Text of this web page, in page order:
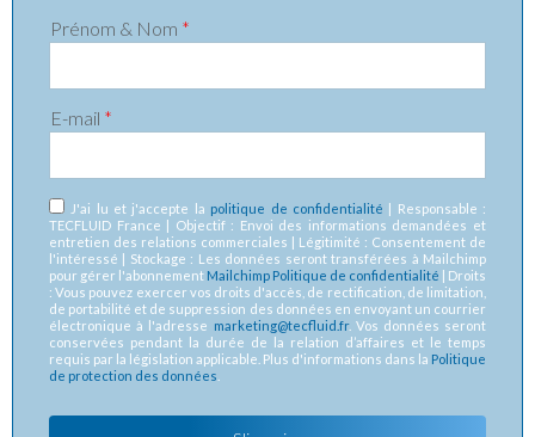
Prénom & Nom *
E-mail *
RGPD*
J'ai lu et j'accepte la politique de confidentialité | Responsable :
TECFLUID France | Objectif : Envoi des informations demandées et
entretien des relations commerciales | Légitimité : Consentement de
l'intéressé | Stockage : Les données seront transférées à Mailchimp
pour gérer l'abonnement Mailchimp Politique de confidentialité | Droits
: Vous pouvez exercer vos droits d'accès, de rectification, de limitation,
de portabilité et de suppression des données en envoyant un courrier
électronique à l'adresse marketing@tecfluid.fr. Vos données seront
conservées pendant la durée de la relation d’affaires et le temps
requis par la législation applicable. Plus d'informations dans la Politique
de protection des données